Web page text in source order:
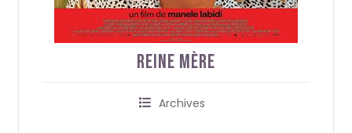
Reine Mère
Archives